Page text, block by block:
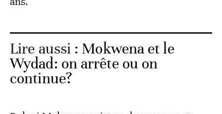
Lire aussi : Mokwena et le
Wydad: on arrête ou on
continue?